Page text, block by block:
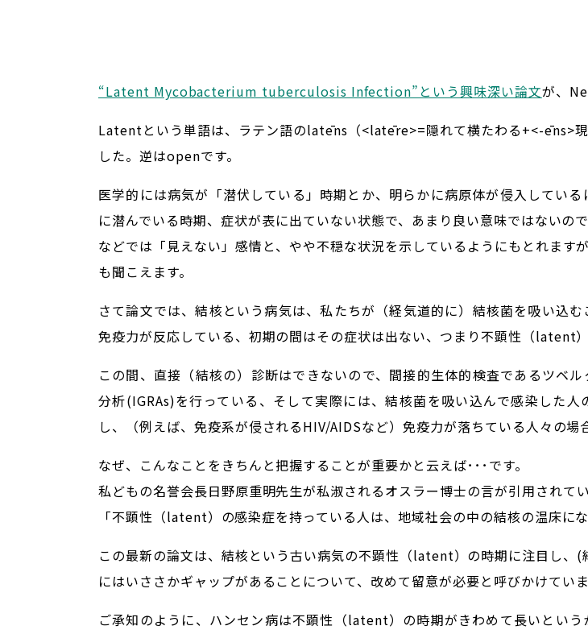
“Latent Mycobacterium tuberculosis Infection”という興味深い論文が、
Latentという単語は、ラテン語のlatēns（<latēre>=隠れて横たわる+<-ēns>
した。逆はopenです。
医学的には病気が「潜伏している」時期とか、明らかに病原体が侵入してい
に潜んでいる時期、症状が表に出ていない状態で、あまり良い意味ではない
などでは「見えない」感情と、やや不穏な状況を示しているようにもとれま
も聞こえます。
さて論文では、結核という病気は、私たちが（経気道的に）結核菌を吸い込
免疫力が反応している、初期の間はその症状は出ない、つまり不顕性（latent）
この間、直接（結核の）診断はできないので、間接的生体的検査であるツ
分析(IGRAs)を行っている、そして実際には、結核菌を吸い込んで感染した
し、（例えば、免疫系が侵されるHIV/AIDSなど）免疫力が落ちている人々の場
なぜ、こんなことをきちんと把握することが重要かと云えば･･･です。
私どもの名誉会長日野原重明先生が私淑されるオスラー博士の言が引用されてい
「不顕性（latent）の感染症を持っている人は、地域社会の中の結核の温床にな
この最新の論文は、結核という古い病気の不顕性（latent）の時期に注目し、
にはいささかギャップがあることについて、改めて留意が必要と呼びかけていま
ご承知のように、ハンセン病は不顕性（latent）の時期がきわめて長いとい